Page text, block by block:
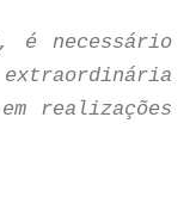
é necessário
realizações